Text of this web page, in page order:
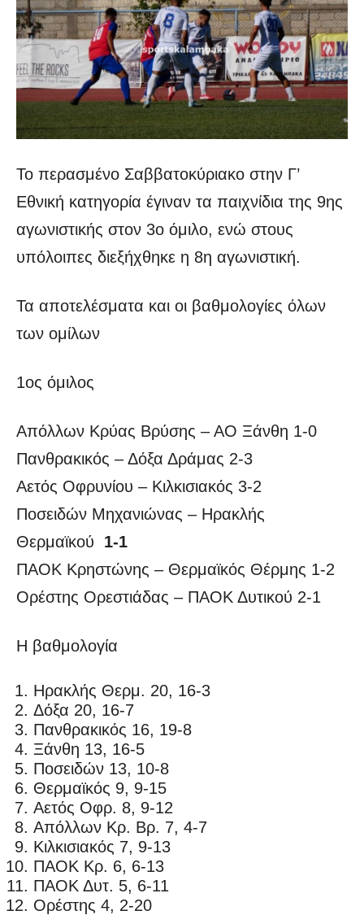
Το περασμένο Σαββατοκύριακο στην Γ’
Εθνική κατηγορία έγιναν τα παιχνίδια της 9ης
αγωνιστικής στον 3ο όμιλο, ενώ στους
υπόλοιπες διεξήχθηκε η 8η αγωνιστική.
Τα αποτελέσματα και οι βαθμολογίες όλων
των ομίλων
1ος όμιλος
Απόλλων Κρύας Βρύσης – ΑΟ Ξάνθη 1-0
Πανθρακικός – Δόξα Δράμας 2-3
Αετός Οφρυνίου – Κιλκισιακός 3-2
Ποσειδών Μηχανιώνας – Ηρακλής
Θερμαϊκού
1-1
ΠΑΟΚ Κρηστώνης – Θερμαϊκός Θέρμης 1-2
Ορέστης Ορεστιάδας – ΠΑΟΚ Δυτικού 2-1
Η βαθμολογία
Ηρακλής Θερμ. 20, 16-3
Δόξα 20, 16-7
Πανθρακικός 16, 19-8
Ξάνθη 13, 16-5
Ποσειδών 13, 10-8
Θερμαϊκός 9, 9-15
Αετός Οφρ. 8, 9-12
Απόλλων Κρ. Βρ. 7, 4-7
Κιλκισιακός 7, 9-13
ΠΑΟΚ Κρ. 6, 6-13
ΠΑΟΚ Δυτ. 5, 6-11
Ορέστης 4, 2-20